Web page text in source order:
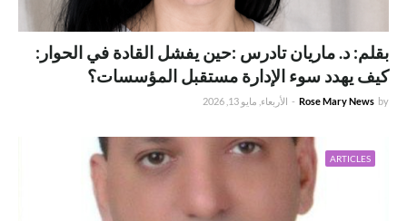
بقلم: د. ماريان تادرس :حين يفشل القادة في الحوار:
كيف يهدد سوء الإدارة مستقبل المؤسسات؟
by
Rose Mary News
- الأربعاء, مايو 13, 2026
ARTICLES